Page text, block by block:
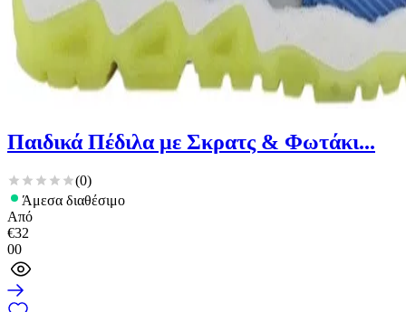
Παιδικά Πέδιλα με Σκρατς & Φωτάκι...
(0)
Άμεσα διαθέσιμο
Από
€32
00